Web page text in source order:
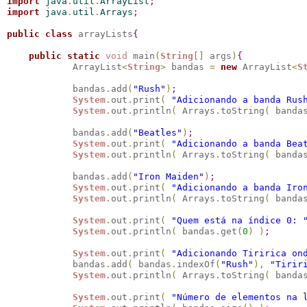
import java . util . Arrays ;
public class arrayLists{
public static void main ( String args ) {
            ArrayList
<String> bandas = new ArrayList<
            bandas
. add ( "Rush" ) ;
System . out . print (
"Adicionando a banda
System . out . println ( Arrays . toString (
            bandas
. add ( "Beatles" ) ;
System . out . print (
"Adicionando a banda
System . out . println ( Arrays . toString (
            bandas
. add ( "Iron Maiden" ) ;
System . out . print (
"Adicionando a banda
System . out . println ( Arrays . toString (
System . out . print (
"Quem está na índice 0:
System . out . println ( bandas . get ( 0 ) ) ;
System . out . print (
"Adicionando Tiririca
            bandas
. add ( bandas . indexOf ( "Rush" ) ,
System . out . println ( Arrays . toString (
System . out . print (
"Número de elementos